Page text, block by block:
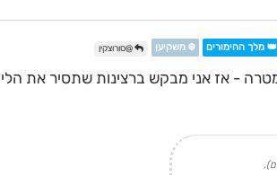
👑 מלך ההימורים ❄️ משקיען @סורוצקין
- אז אני מבקש ברצינות שתסיר את